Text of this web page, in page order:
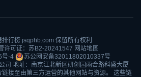
排行榜 jsqphb.com 保留所有权利
许可证：苏B2-20241547 网站地图
号-4
苏公网安备32011802010337号
司 地址：南京江北新区研创园雨合路科盛大厦
接至由第三方运营的其他网站与资源。 这些链